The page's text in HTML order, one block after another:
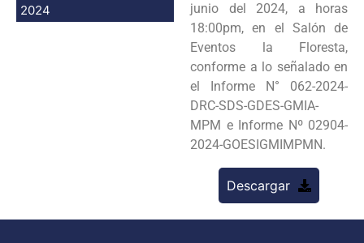
2024
junio del 2024, a horas
18:00pm, en el Salón de
Eventos la Floresta,
conforme a lo señalado en
el Informe N° 062-2024-
DRC-SDS-GDES-GMIA-
MPM e Informe Nº 02904-
2024-GOESIGMIMPMN.
Descargar